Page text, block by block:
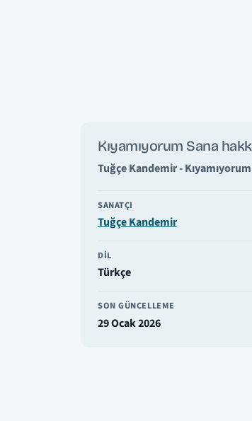
Kıyamıyorum Sana
Tuğçe Kandemir -
SANATÇI
Tuğçe Kandemir
DIL
Türkçe
SON GÜNCELLEME
29 Ocak 2026